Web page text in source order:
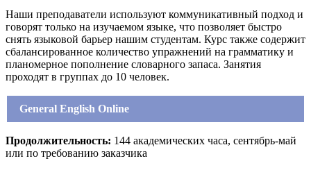
Наши преподаватели используют коммуникативный подход и
говорят только на изучаемом языке, что позволяет быстро
снять языковой барьер нашим студентам. Курс также содержит
сбалансированное количество упражнений на грамматику и
планомерное пополнение словарного запаса. Занятия
проходят в группах до 10 человек.
General English Online
Продолжительность: 144 академических часа, сентябрь-май
или по требованию заказчика